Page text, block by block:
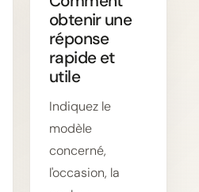
obtenir une
réponse
rapide et
utile
Indiquez le
modèle
concerné,
l'occasion, la